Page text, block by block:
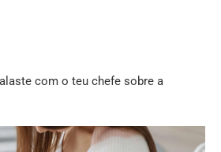
com o teu chefe sobre a